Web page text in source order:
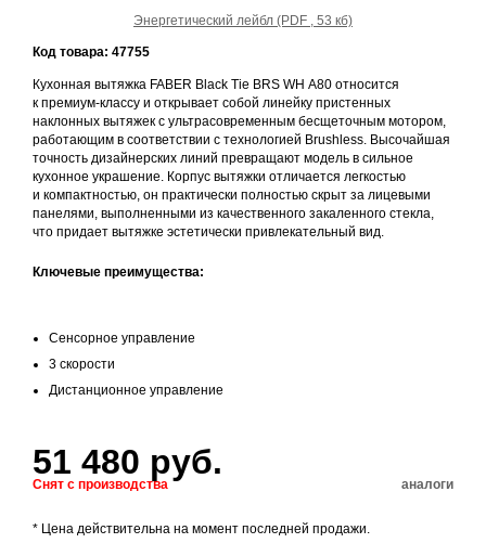
Энергетический лейбл (PDF , 53 кб)
Код товара: 47755
Кухонная вытяжка FABER Black Tie BRS WH A80 относится
к премиум-классу и открывает собой линейку пристенных
наклонных вытяжек с ультрасовременным бесщеточным мотором,
работающим в соответствии с технологией Brushless. Высочайшая
точность дизайнерских линий превращают модель в сильное
кухонное украшение. Корпус вытяжки отличается легкостью
и компактностью, он практически полностью скрыт за лицевыми
панелями, выполненными из качественного закаленного стекла,
что придает вытяжке эстетически привлекательный вид.
Ключевые преимущества:
Сенсорное управление
3 скорости
Дистанционное управление
51 480 руб.
Снят с производства аналоги
* Цена действительна на момент последней продажи.